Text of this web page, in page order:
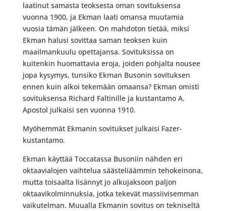
laatinut samasta teoksesta oman sovituksensa
vuonna 1900, ja Ekman laati omansa muutamia
vuosia tämän jälkeen. On mahdoton tietää, miksi
Ekman halusi sovittaa saman teoksen kuin
maailmankuulu opettajansa. Sovituksissa on
kuitenkin huomattavia eroja, joiden pohjalta nousee
jopa kysymys, tunsiko Ekman Busonin sovituksen
ennen kuin alkoi tekemään omaansa? Ekman omisti
sovituksensa Richard Faltinille ja kustantamo A.
Apostol julkaisi sen vuonna 1910.
Myöhemmät Ekmanin sovitukset julkaisi Fazer-
kustantamo.
Ekman käyttää Toccatassa Busoniin nähden eri
oktaavialojen vaihtelua säästeliäämmin tehokeinona,
mutta toisaalta lisännyt jo alkujaksoon paljon
oktaavikolminnuksia, jotka tekevät massiivisemman
vaikutelman. Muualla Ekmanin sovitus on tekniseltä